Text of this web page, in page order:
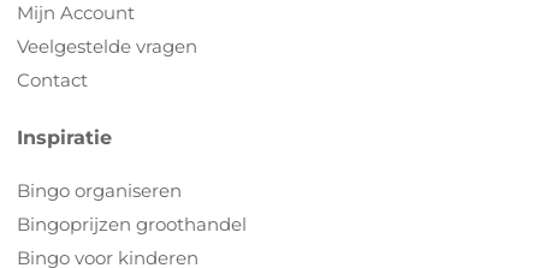
Mijn Account
Veelgestelde vragen
Contact
Inspiratie
Bingo organiseren
Bingoprijzen groothandel
Bingo voor kinderen